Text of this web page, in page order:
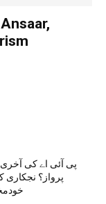
پی آئی اے کی آخری
پرواز؟